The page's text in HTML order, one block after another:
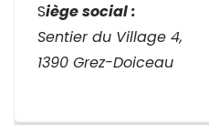
Siège social :
Sentier du Village 4,
1390 Grez-Doiceau